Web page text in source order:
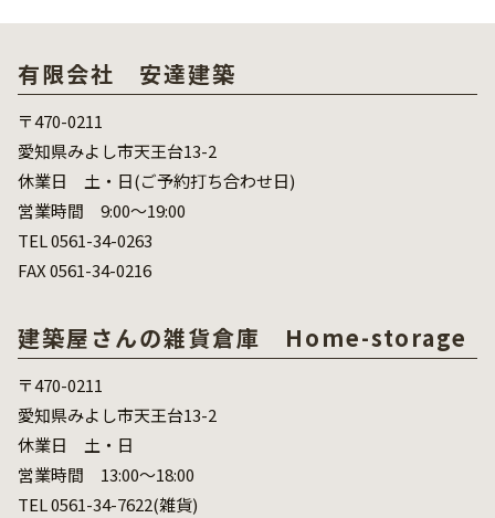
有限会社 安達建築
〒470-0211
愛知県みよし市天王台13-2
休業日 土・日(ご予約打ち合わせ日)
営業時間 9:00～19:00
TEL 0561-34-0263
FAX 0561-34-0216
建築屋さんの雑貨倉庫 Home-storage
〒470-0211
愛知県みよし市天王台13-2
休業日 土・日
営業時間 13:00～18:00
TEL 0561-34-7622(雑貨)